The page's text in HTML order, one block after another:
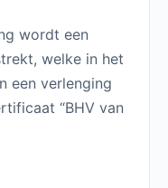
wordt een
welke in het
een verlenging
“BHV van